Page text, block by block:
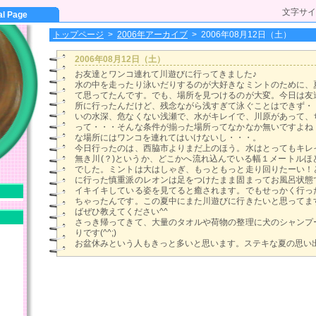
Page 文字サ
トップページ > 2006年アーカイブ > 2006年08月12日（土）
2006年08月12日（土）
お友達とワンコ連れて川遊びに行ってきました♪
水の中を走ったり泳いだりするのが大好きなミントのために
て思ってたんです。でも、場所を見つけるのが大変。今日は
所に行ったんだけど、残念ながら浅すぎて泳ぐことはできず
いの水深、危なくない浅瀬で、水がキレイで、川原があって
って・・・そんな条件が揃った場所ってなかなか無いですよ
な場所にはワンコを連れてはいけないし・・・。
今日行ったのは、西脇市よりまだ上のほう。水はとってもキ
無き川(？)というか、どこかへ流れ込んでいる幅１メートル
でした。ミントは大はしゃぎ、もっともっと走り回りたーい
に行った慎重派のレオンは足をつけたまま固まってお風呂状
イキイキしている姿を見てると癒されます。でもせっかく行
ちゃったんです。この夏中にまた川遊びに行きたいと思って
ばぜひ教えてください^^
さっき帰ってきて、大量のタオルや荷物の整理に犬のシャン
りです(^^;)
お盆休みという人もきっと多いと思います。ステキな夏の思い